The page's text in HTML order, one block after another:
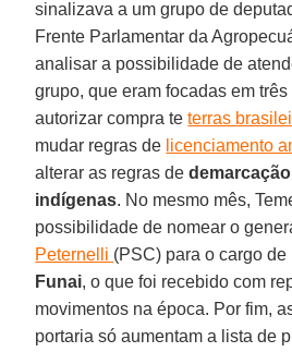
sinalizava a um grupo de
Frente Parlamentar da
analisar a possibilidade de
grupo, que eram focadas em
autorizar compra teterras
mudar regras de licenciamento
alterar as regras de
indígenas. No mesmo mês,
possibilidade de nomear o
Peternelli (PSC) para o cargo
Funai, o que foi recebido com
movimentos na época. Por fim,
portaria só aumentam a lista de